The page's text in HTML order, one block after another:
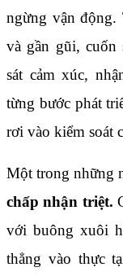
ngừng vận động.
và gần gũi, cuốn
sát cảm xúc,
từng bước phát
rơi vào kiểm soát
Một trong những
chấp nhận triệt.
với buông xuôi
thẳng vào thực